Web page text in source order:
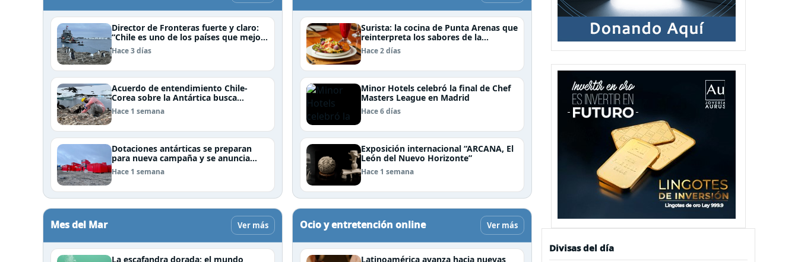
Director de Fronteras fuerte y claro:
“Chile es uno de los países que mejor
derechos tiene para sustentar una
reclamación de territorio antártico”
Hace 3 días
Acuerdo de entendimiento Chile-
Corea sobre la Antártica busca
impulsar la investigación científica
Hace 1 semana
Dotaciones antárticas se preparan
para nueva campaña y se anuncia
visita de Pdte Kast y su gabinete al
continente blanco
Hace 1 semana
Surista: la cocina de Punta Arenas que
reinterpreta los sabores de la
Patagonia
Hace 2 días
Minor Hotels celebró la final de Chef
Masters League en Madrid
Hace 6 días
Exposición internacional “ARCANA, El
León del Nuevo Horizonte”
Hace 1 semana
Mes del Mar Ver más
La escafandra dorada: el mundo
Ocio y entretención online Ver más
Latinoamérica avanza hacia nuevas
Divisas del día